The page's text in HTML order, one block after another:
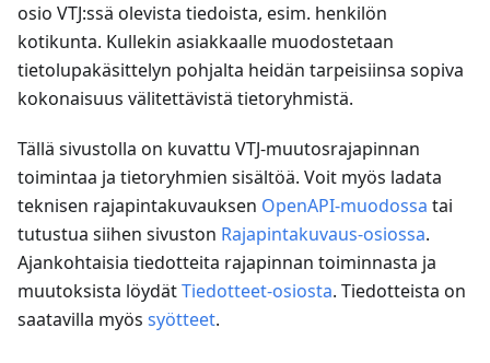
osio VTJ:ssä olevista tiedoista, esim. henkilön
kotikunta. Kullekin asiakkaalle muodostetaan
tietolupakäsittelyn pohjalta heidän tarpeisiinsa sopiva
kokonaisuus välitettävistä tietoryhmistä.
Tällä sivustolla on kuvattu VTJ-muutosrajapinnan
toimintaa ja tietoryhmien sisältöä. Voit myös ladata
teknisen rajapintakuvauksen OpenAPI-muodossa tai
tutustua siihen sivuston Rajapintakuvaus-osiossa.
Ajankohtaisia tiedotteita rajapinnan toiminnasta ja
muutoksista löydätTiedotteet-osiosta. Tiedotteista on
saatavilla myös syötteet.